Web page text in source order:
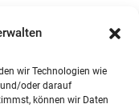
wir Technologien wie
oder darauf
können wir Daten